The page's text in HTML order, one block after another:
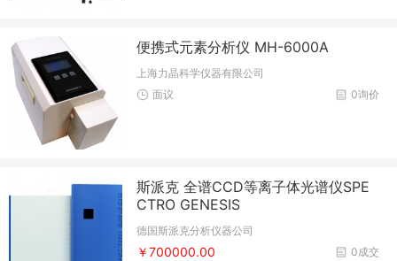
便携式元素分析仪 MH-6000A
上海力晶科学仪器有限公司
0询价
面议
斯派克 全谱CCD等离子体光谱仪SPE
CTRO GENESIS
德国斯派克分析仪器公司
0成交
￥700000.00